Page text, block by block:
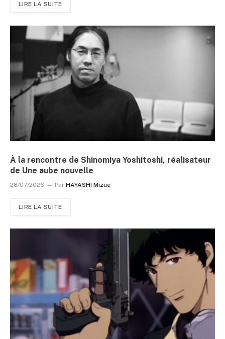
LIRE LA SUITE
À la rencontre de Shinomiya Yoshitoshi, réalisateur
de Une aube nouvelle
28/07/2026 Par HAYASHI Mizue
LIRE LA SUITE